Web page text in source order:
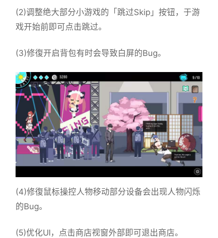
(2)调整绝大部分小游戏的「跳过Skip」按钮，于游
戏开始前即可点击跳过。
(3)修復开启背包有时会导致白屏的Bug。
(4)修復鼠标操控人物移动部分设备会出现人物闪烁
的Bug。
(5)优化UI，点击商店视窗外部即可退出商店。